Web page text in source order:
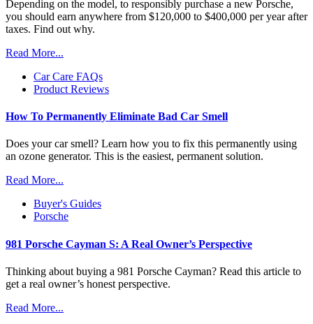
Depending on the model, to responsibly purchase a new Porsche,
you should earn anywhere from $120,000 to $400,000 per year after
taxes. Find out why.
Read More...
Car Care FAQs
Product Reviews
How To Permanently Eliminate Bad Car Smell
Does your car smell? Learn how you to fix this permanently using
an ozone generator. This is the easiest, permanent solution.
Read More...
Buyer's Guides
Porsche
981 Porsche Cayman S: A Real Owner’s Perspective
Thinking about buying a 981 Porsche Cayman? Read this article to
get a real owner’s honest perspective.
Read More...